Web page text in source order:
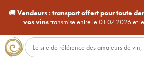
🚚Vendeurs : transport offert pour toute
vos vinstransmise entre le 01.07.2026 et